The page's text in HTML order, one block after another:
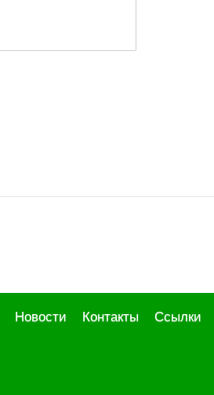
Новости Контакты Ссылки